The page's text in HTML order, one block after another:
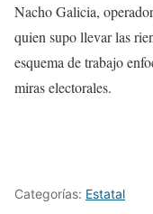
Nacho Galicia,
quien supo llevar las
esquema de trabajo
miras electorales.
Categorías: Estatal